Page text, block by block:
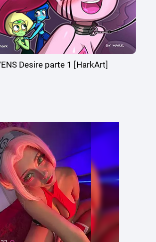
Desire parte 1 [HarkArt]